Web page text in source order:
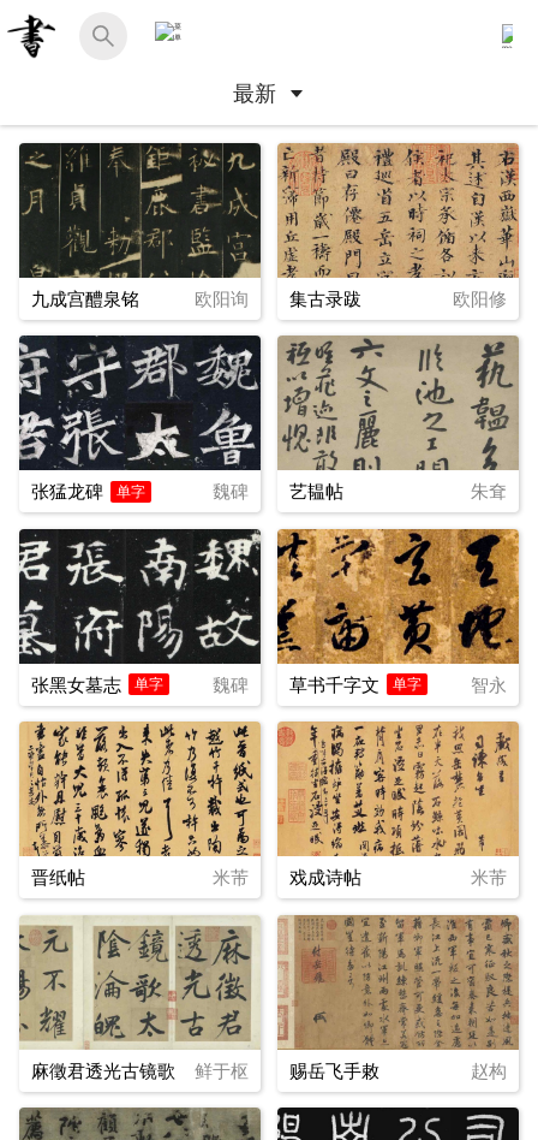
最新
九成宫醴泉铭 欧阳询 集古录跋 欧阳修
张猛龙碑 单字 魏碑 艺韫帖 朱耷
张黑女墓志 单字 魏碑 草书千字文 单字 智永
晋纸帖 米芾 戏成诗帖 米芾
麻徵君透光古镜歌 鲜于枢 赐岳飞手敕 赵构